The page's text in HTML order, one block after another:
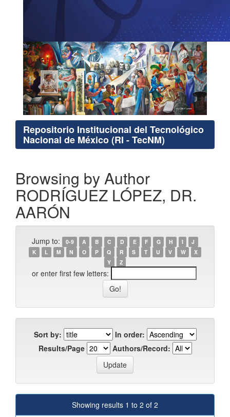
Repositorio Institucional del Tecnológico
Nacional de México (RI - TecNM)
Browsing by Author
RODRÍGUEZ LÓPEZ, DR.
AARÓN
Jump to: 0-9 A B C D E F G H I
J
K
L M N O P Q R S T U V W
X
Y
Z
or enter first few letters:
Sort by:
In order:
Results/Page
Authors/Record:
Showing results 1 to 2 of 2